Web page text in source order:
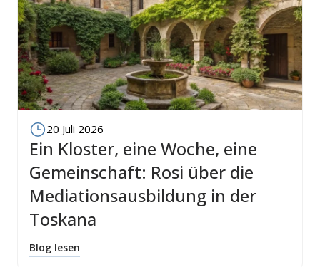
20 Juli 2026
Ein Kloster, eine Woche, eine
Gemeinschaft: Rosi über die
Mediationsausbildung in der
Toskana
Blog lesen